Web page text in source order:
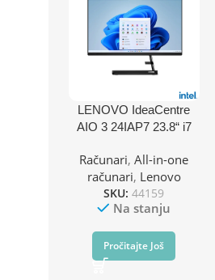
LENOVO IdeaCentre
AIO 3 24IAP7 23.8“ i7
F0GH015CRI
Računari,All-in-one
računari, Lenovo
SKU:44159
Na stanju
Pročitajte Još